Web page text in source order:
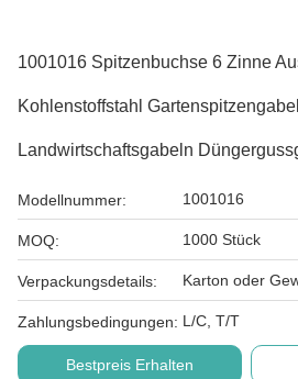
1001016 Spitzenbuchse 6 Zinne
Kohlenstoffstahl Gartenspitzengabel
Landwirtschaftsgabeln
Modellnummer: 1001016
MOQ: 1000 Stück
Verpackungsdetails: Karton oder
Zahlungsbedingungen: L/C, T/T
Bestpreis Erhalten